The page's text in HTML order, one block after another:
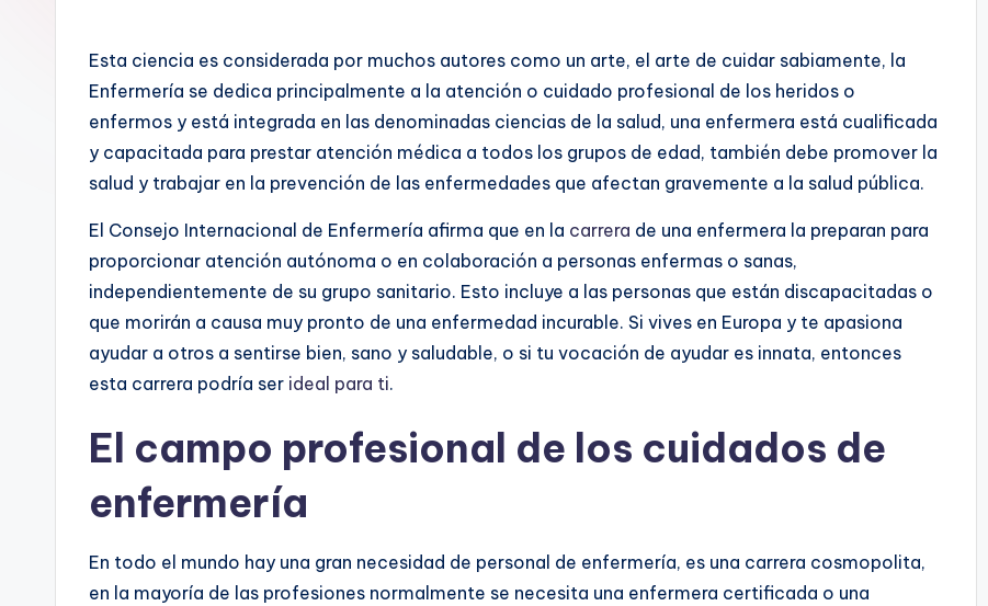
Esta ciencia es considerada por muchos autores como un arte, el arte de cuidar sabiamente, la
Enfermería se dedica principalmente a la atención o cuidado profesional de los heridos o
enfermos y está integrada en las denominadas ciencias de la salud, una enfermera está cualificada
y capacitada para prestar atención médica a todos los grupos de edad, también debe promover la
salud y trabajar en la prevención de las enfermedades que afectan gravemente a la salud pública.
El Consejo Internacional de Enfermería afirma que en la carrera de una enfermera la preparan para
proporcionar atención autónoma o en colaboración a personas enfermas o sanas,
independientemente de su grupo sanitario. Esto incluye a las personas que están discapacitadas o
que morirán a causa muy pronto de una enfermedad incurable. Si vives en Europa y te apasiona
ayudar a otros a sentirse bien, sano y saludable, o si tu vocación de ayudar es innata, entonces
esta carrera podría ser ideal para ti.
El campo profesional de los cuidados de
enfermería
En todo el mundo hay una gran necesidad de personal de enfermería, es una carrera cosmopolita,
en la mayoría de las profesiones normalmente se necesita una enfermera certificada o una